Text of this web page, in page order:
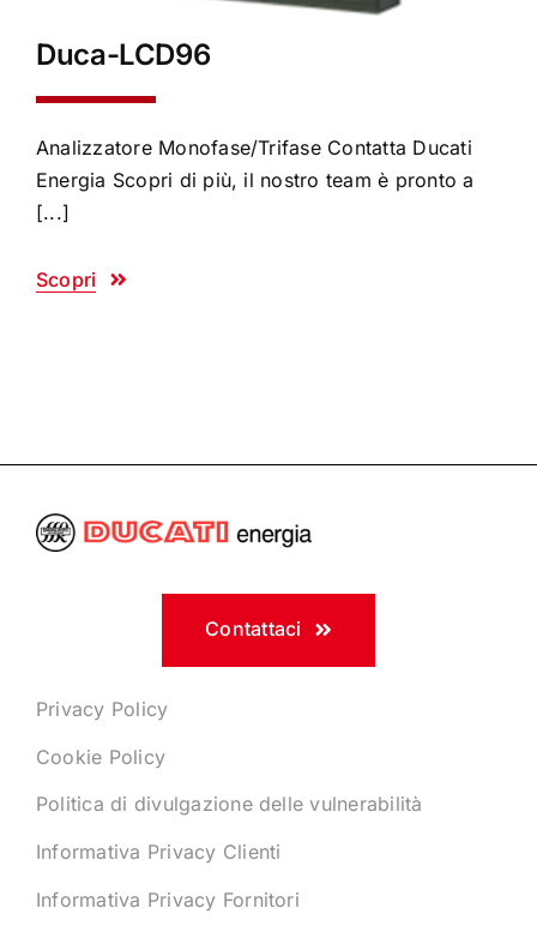
Duca-LCD96
Analizzatore Monofase/Trifase Contatta Ducati
Energia Scopri di più, il nostro team è pronto a
[...]
Scopri
Contattaci
Privacy Policy
Cookie Policy
Politica di divulgazione delle vulnerabilità
Informativa Privacy Clienti
Informativa Privacy Fornitori